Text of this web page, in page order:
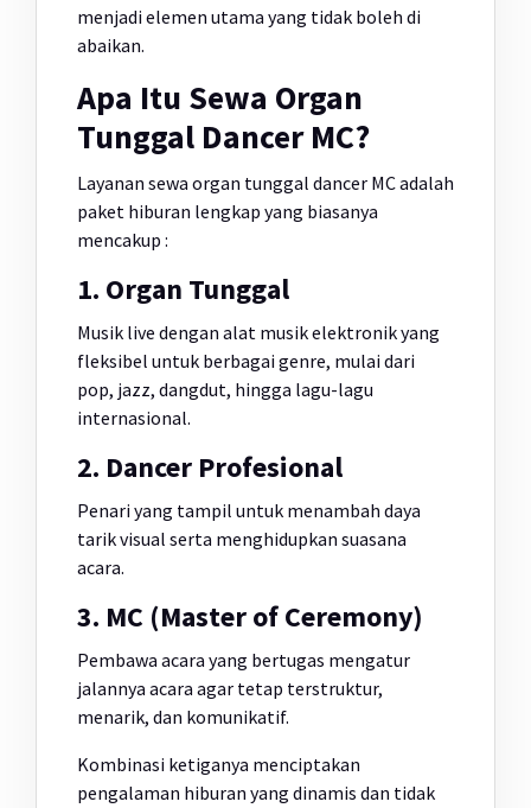
menjadi elemen utama yang tidak boleh di
abaikan.
Apa Itu Sewa Organ
Tunggal Dancer MC?
Layanan sewa organ tunggal dancer MC adalah
paket hiburan lengkap yang biasanya
mencakup :
1. Organ Tunggal
Musik live dengan alat musik elektronik yang
fleksibel untuk berbagai genre, mulai dari
pop, jazz, dangdut, hingga lagu-lagu
internasional.
2. Dancer Profesional
Penari yang tampil untuk menambah daya
tarik visual serta menghidupkan suasana
acara.
3. MC (Master of Ceremony)
Pembawa acara yang bertugas mengatur
jalannya acara agar tetap terstruktur,
menarik, dan komunikatif.
Kombinasi ketiganya menciptakan
pengalaman hiburan yang dinamis dan tidak